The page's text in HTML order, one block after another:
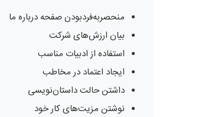
منحصربه‌فردبودن صفحه درباره ما
بیان ارزش‌های شرکت
استفاده از ادبیات مناسب
ایجاد اعتماد در مخاطب
داشتن حالت داستان‌نویسی
نوشتن مزیت‌های کار خود